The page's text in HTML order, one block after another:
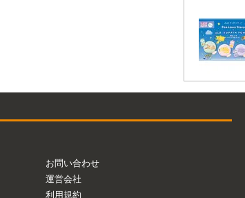
お問い合わせ
運営会社
利用規約